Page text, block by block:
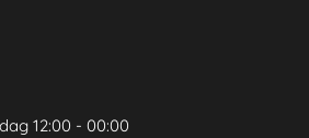
12:00 - 00:00